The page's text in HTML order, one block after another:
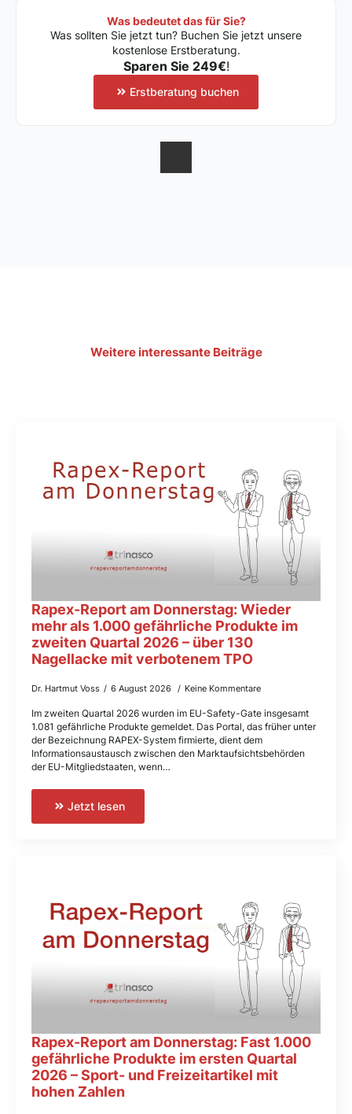
Was bedeutet das für Sie?
Was sollten Sie jetzt tun? Buchen Sie jetzt unsere
kostenlose Erstberatung.
Sparen Sie 249€!
Erstberatung buchen
Weitere interessante Beiträge
Rapex-Report am Donnerstag: Wieder
mehr als 1.000 gefährliche Produkte im
zweiten Quartal 2026 – über 130
Nagellacke mit verbotenem TPO
Dr. Hartmut Voss 6 August 2026 Keine Kommentare
Im zweiten Quartal 2026 wurden im EU-Safety-Gate insgesamt
1.081 gefährliche Produkte gemeldet. Das Portal, das früher unter
der Bezeichnung RAPEX-System firmierte, dient dem
Informationsaustausch zwischen den Marktaufsichtsbehörden
der EU-Mitgliedstaaten, wenn…
Jetzt lesen
Rapex-Report am Donnerstag: Fast 1.000
gefährliche Produkte im ersten Quartal
2026 – Sport- und Freizeitartikel mit
hohen Zahlen